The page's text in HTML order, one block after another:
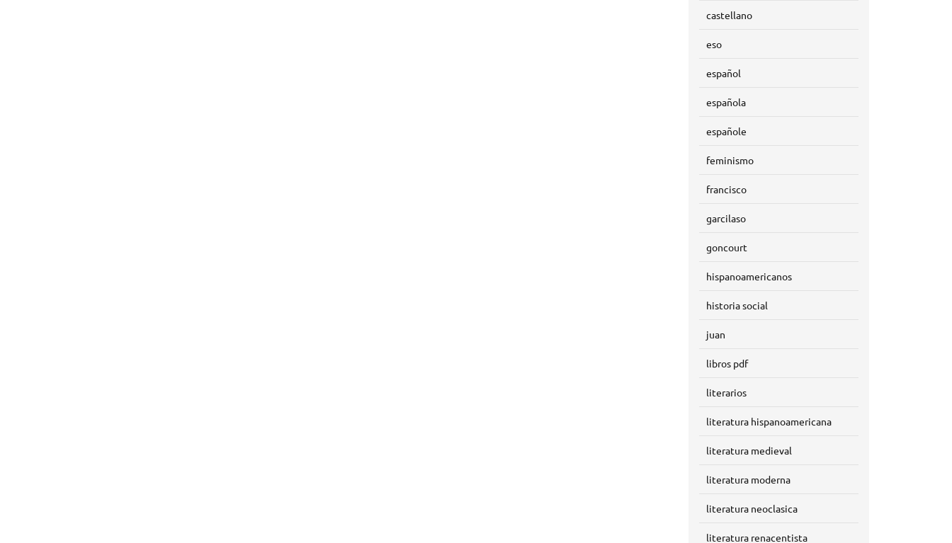
castellano
eso
español
española
españole
feminismo
francisco
garcilaso
goncourt
hispanoamericanos
historia social
juan
libros pdf
literarios
literatura hispanoamericana
literatura medieval
literatura moderna
literatura neoclasica
literatura renacentista